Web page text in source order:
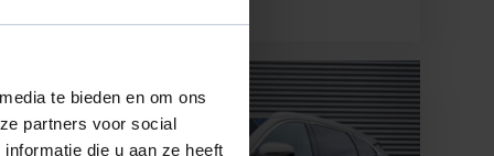
te bieden en om ons
partners voor social
die u aan ze heeft